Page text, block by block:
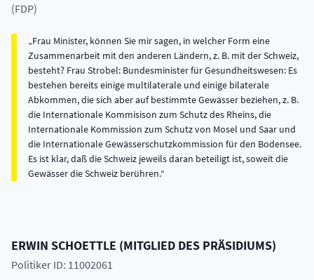
(FDP)
Frau Minister, können Sie mir sagen, in welcher Form eine
Zusammenarbeit mit den anderen Ländern, z. B. mit der Schweiz,
besteht? Frau Strobel: Bundesminister für Gesundheitswesen: Es
bestehen bereits einige multilaterale und einige bilaterale
Abkommen, die sich aber auf bestimmte Gewässer beziehen, z. B.
die Internationale Kommisison zum Schutz des Rheins, die
Internationale Kommission zum Schutz von Mosel und Saar und
die Internationale Gewässerschutzkommission für den Bodensee.
Es ist klar, daß die Schweiz jeweils daran beteiligt ist, soweit die
Gewässer die Schweiz berühren.
ERWIN SCHOETTLE (MITGLIED DES PRÄSIDIUMS)
Politiker ID: 11002061